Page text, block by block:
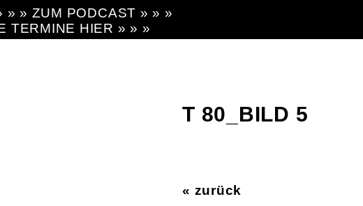
» ZUM PODCAST » » »
TERMINE HIER » » »
T 80_BILD 5
« zurück